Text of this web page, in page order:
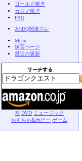
ゴールド稼ぎ
カジノ稼ぎ
FAQ
2chDQ関連スレ
Menu
練習ページ
最近の更新
サーチする:
本 DVD ミュージック
おもちゃ&ホビー ゲーム